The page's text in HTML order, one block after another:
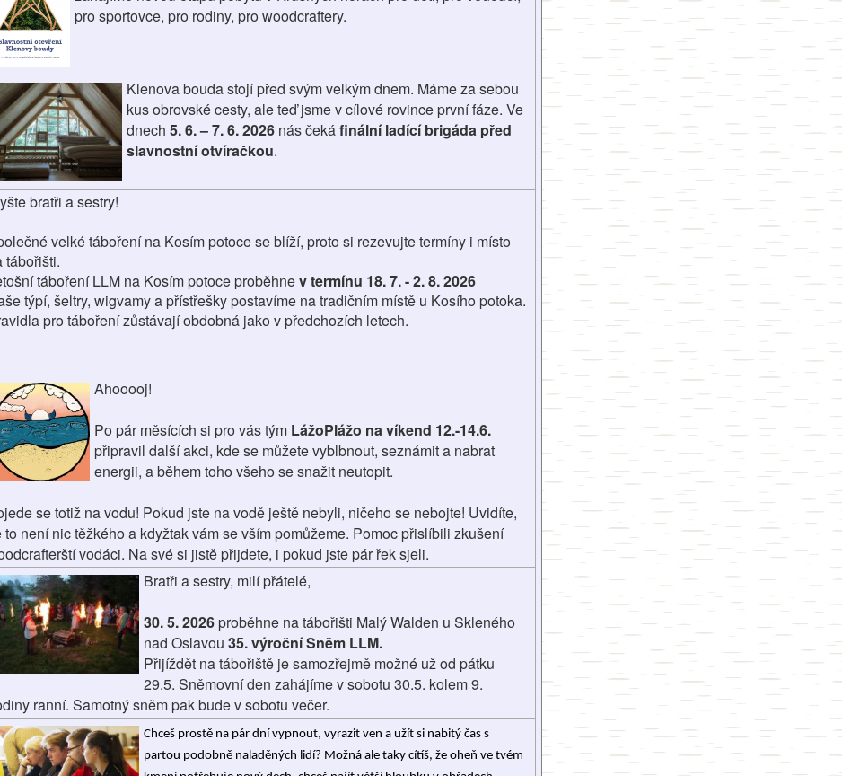
pro sportovce, pro rodiny, pro woodcraftery.
Klenova bouda stojí před svým velkým dnem. Máme za sebou
kus obrovské cesty, ale teď jsme v cílové rovince první fáze. Ve
dnech5. 6. – 7. 6. 2026 nás čekáfinální ladící brigáda před
slavnostní otvíračkou.
bratři a sestry!
velké táboření na Kosím potoce se blíží, proto si rezevujte termíny i místo
tábořišti.
táboření LLM na Kosím potoce proběhne v termínu 18. 7. - 2. 8. 2026
týpí, šeltry, wigvamy a přístřešky postavíme na tradičním místě u Kosího potoka.
pro táboření zůstávají obdobná jako v předchozích letech.
Ahooooj!
Po pár měsících si pro vás tým LážoPlážo na víkend 12.-14.6.
připravil další akci, kde se můžete vyblbnout, seznámit a nabrat
energii, a během toho všeho se snažit neutopit.
se totiž na vodu! Pokud jste na vodě ještě nebyli, ničeho se nebojte! Uvidíte,
to není nic těžkého a kdyžtak vám se vším pomůžeme. Pomoc přislíbili zkušení
vodáci. Na své si jistě přijdete, i pokud jste pár řek sjeli.
Bratři a sestry, milí přátelé,
30. 5. 2026proběhne na tábořišti Malý Walden u Skleného
nad Oslavou 35. výroční Sněm LLM.
Přijíždět na tábořiště je samozřejmě možné už od pátku
29.5. Sněmovní den zahájíme v sobotu 30.5. kolem 9.
ranní. Samotný sněm pak bude v sobotu večer.
Chceš prostě na pár dní vypnout, vyrazit ven a užít si nabitý čas s
partou podobně naladěných lidí? Možná ale taky cítíš, že oheň ve tvém